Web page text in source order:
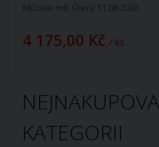
Můžete mít: Úterý 11.08.2026
4 175,00 Kč / ks
KATEGORII